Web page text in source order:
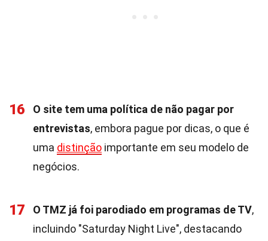
16
O site tem uma política de não pagar por
entrevistas, embora pague por dicas, o que é
uma distinção importante em seu modelo de
negócios.
17 O TMZ já foi parodiado em programas de TV,
incluindo "Saturday Night Live", destacando